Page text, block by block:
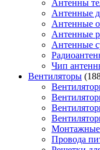
Антенны
Антенные
Антенные
Антенные
Антенные
Чип
Вентиляторы
Монтажные
Провода